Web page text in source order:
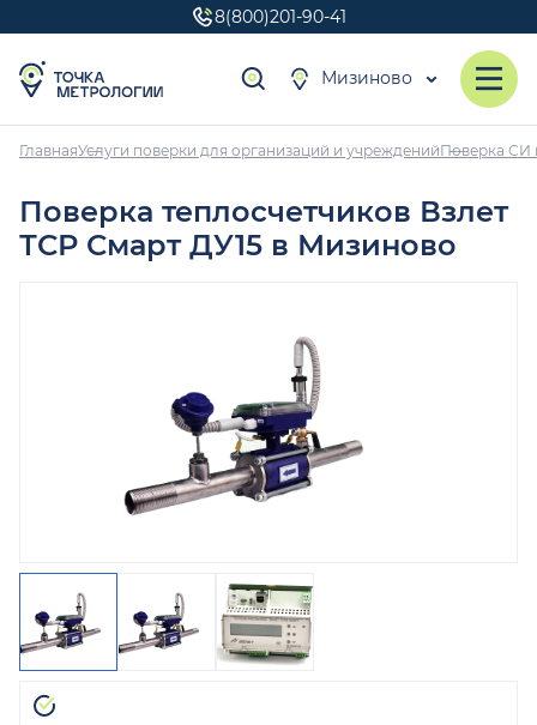
8(800)201-90-41
Мизиново
ГлавнаяУслуги поверки для организаций и учрежденийПоверка СИ
Поверка теплосчетчиков Взлет
ТСР Смарт ДУ15 в Мизиново